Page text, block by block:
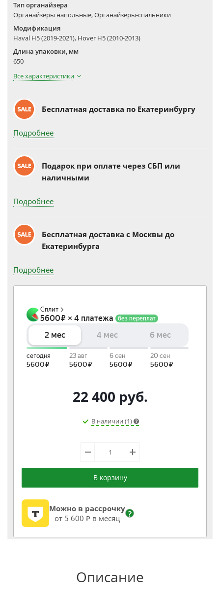
Тип органайзера
Органайзеры напольные, Органайзеры-спальники
Модификация
Haval H5 (2019-2021), Hover H5 (2010-2013)
Длина упаковки, мм
650
Все характеристики
Бесплатная доставка по Екатеринбургу
Подробнее
Подарок при оплате через СБП или
наличными
Подробнее
Бесплатная доставка c Москвы до
Екатеринбурга
Подробнее
22 400 руб.
В наличии (1)
В корзину
Можно в рассрочку
от 5 600 ₽ в месяц
?
Описание